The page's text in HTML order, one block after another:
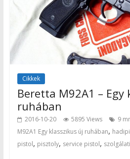
Cikkek
Beretta M92A1 – Egy
ruhában
2016-10-20 5895 Views 9
M92A1 Egy klasszikus új ruhában,
pistol, pisztoly, service pistol,